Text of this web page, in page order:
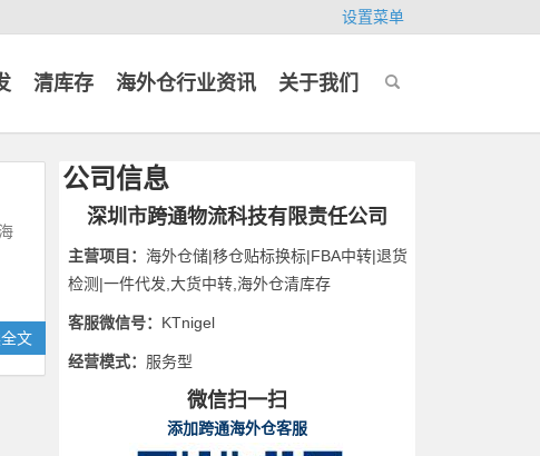
设置菜单
清库存 海外仓行业资讯 关于我们
文
公司信息
深圳市跨通物流科技有限责任公司
主营项目： 海外仓储|移仓贴标换标|FBA中转|退货
检测|一件代发,大货中转,海外仓清库存
客服微信号： KTnigel
经营模式： 服务型
微信扫一扫
添加跨通海外仓客服